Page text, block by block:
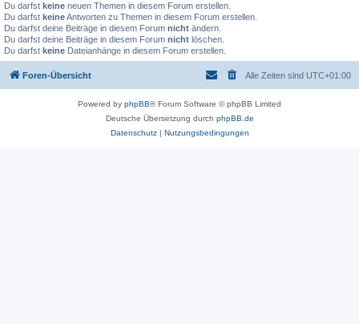
Du darfst keine neuen Themen in diesem Forum erstellen.
Du darfst keineAntworten zu Themen in diesem Forum erstellen.
Du darfst deine Beiträge in diesem Forum nicht ändern.
Du darfst deine Beiträge in diesem Forum nicht löschen.
Du darfst keine Dateianhänge in diesem Forum erstellen.
Foren-Übersicht Alle Zeiten sind UTC+01:00
Powered by phpBB® Forum Software © phpBB Limited
Deutsche Übersetzung durch phpBB.de
Datenschutz| Nutzungsbedingungen